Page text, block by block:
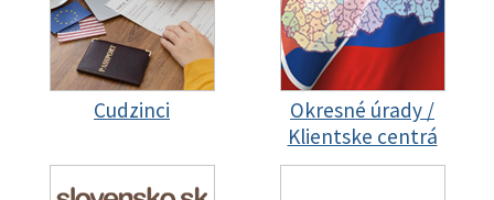
Cudzinci
Okresné úrady /
Klientske centrá